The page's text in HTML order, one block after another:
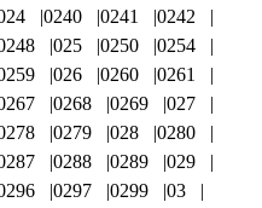
0240 0241
0242
025 0250
0254
026 0260
0261
0268 0269
027
0279 028
0280
0288 0289
029
0297 0299
03